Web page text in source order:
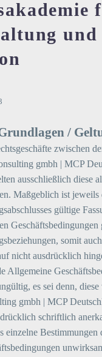
und
/
zwischen
gmbh | MCP
ausschließlich diese
Maßgeblich ist jeweils
gültige
Geschäftsbedingungen
somit
nicht ausdrücklich
Allgemeine
es sei denn,
gmbh | MCP
schriftlich
einzelne Bestimmungen